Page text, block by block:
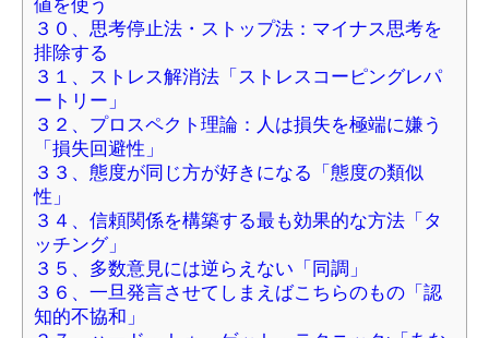
３０、思考停止法・ストップ法：マイナス思考を
排除する
３１、ストレス解消法「ストレスコーピングレパ
ートリー」
３２、プロスペクト理論：人は損失を極端に嫌う
「損失回避性」
３３、態度が同じ方が好きになる「態度の類似
性」
３４、信頼関係を構築する最も効果的な方法「タ
ッチング」
３５、多数意見には逆らえない「同調」
３６、一旦発言させてしまえばこちらのもの「認
知的不協和」